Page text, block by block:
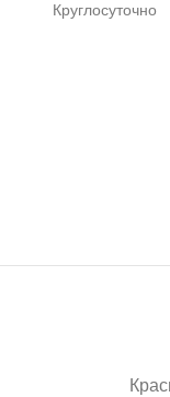
Круглосуточно